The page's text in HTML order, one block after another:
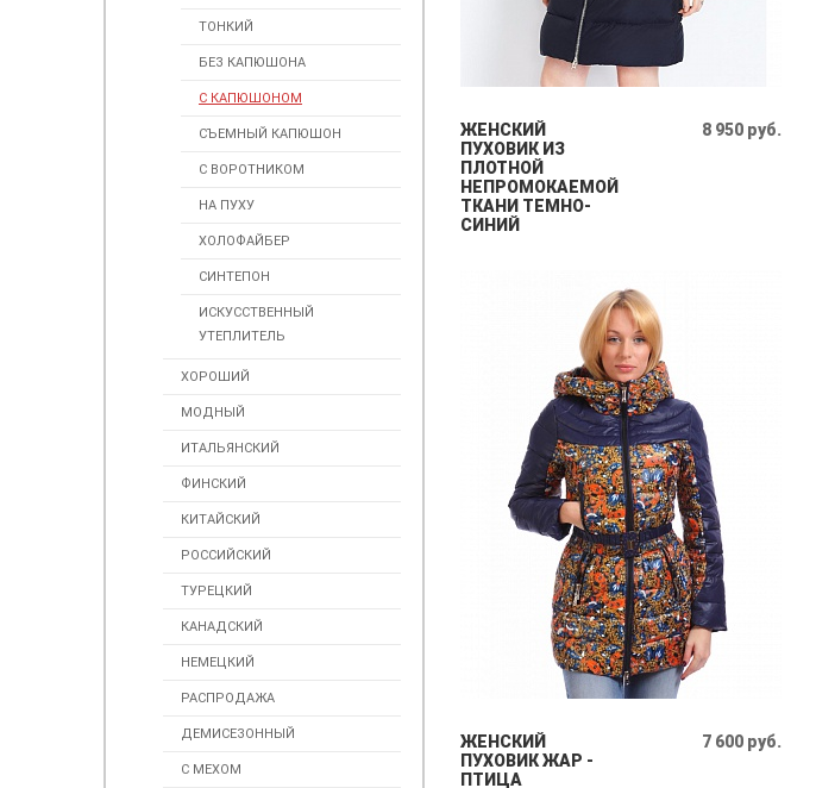
ТОНКИЙ
БЕЗ КАПЮШОНА
С КАПЮШОНОМ
СЪЕМНЫЙ КАПЮШОН
С ВОРОТНИКОМ
НА ПУХУ
ХОЛОФАЙБЕР
СИНТЕПОН
ИСКУССТВЕННЫЙ
УТЕПЛИТЕЛЬ
ХОРОШИЙ
МОДНЫЙ
ИТАЛЬЯНСКИЙ
ФИНСКИЙ
КИТАЙСКИЙ
РОССИЙСКИЙ
ТУРЕЦКИЙ
КАНАДСКИЙ
НЕМЕЦКИЙ
РАСПРОДАЖА
ДЕМИСЕЗОННЫЙ
С МЕХОМ
ЖЕНСКИЙ
ПУХОВИК ИЗ
ПЛОТНОЙ
НЕПРОМОКАЕМОЙ
ТКАНИ ТЕМНО-
СИНИЙ
8 950 руб.
ЖЕНСКИЙ
ПУХОВИК ЖАР -
ПТИЦА
7 600 руб.